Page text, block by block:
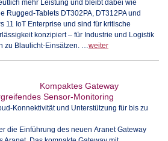
mehr Leistung und bleibt dabei wie
Rugged-Tablets DT302PA, DT312PA und
11 IoT Enterprise und sind für kritische
konzipiert – für Industrie und Logistik
zu Blaulicht-Einsätzen. …weiter
Kompaktes Gateway
Sensor-Monitoring
Konnektivität und Unterstützung für bis zu
die Einführung des neuen Aranet Gateway